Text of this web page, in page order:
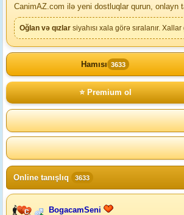
CanimAZ.com ilə yeni dostluqlar qurun, onlayn
Oğlan və qızlar siyahısı xala görə sıralanır.
Hamısı 3633
⭐ Premium ol
Online tanışlıq 3633
BogacamSeni